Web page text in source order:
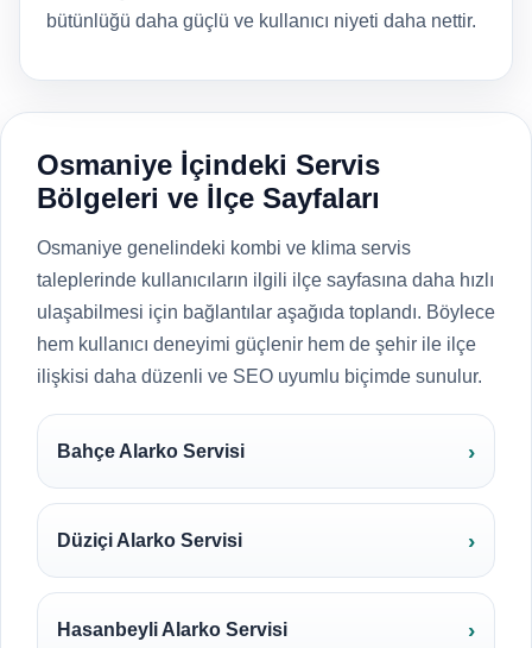
bütünlüğü daha güçlü ve kullanıcı niyeti daha nettir.
Osmaniye İçindeki Servis
Bölgeleri ve İlçe Sayfaları
Osmaniye genelindeki kombi ve klima servis
taleplerinde kullanıcıların ilgili ilçe sayfasına daha hızlı
ulaşabilmesi için bağlantılar aşağıda toplandı. Böylece
hem kullanıcı deneyimi güçlenir hem de şehir ile ilçe
ilişkisi daha düzenli ve SEO uyumlu biçimde sunulur.
Bahçe Alarko Servisi
Düziçi Alarko Servisi
Hasanbeyli Alarko Servisi